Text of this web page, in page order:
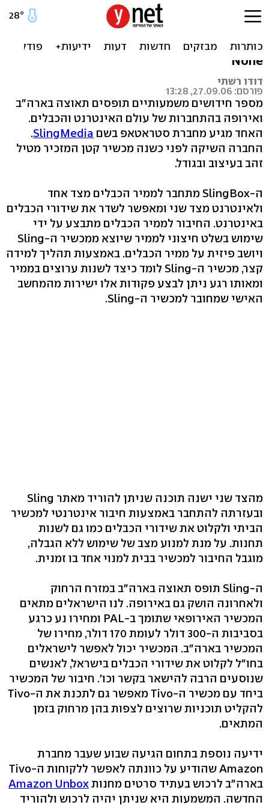
העתיד הלא רחוק: מנוי
לכבלים דרך האינטרנט
None
דודו רשתי
פורסם: 27.09.06, 13:28
מספר חידושים משמעותיים תופסים תאוצה בארה"ב
ואירופה בהתחברות של עולם האינטרנט והכבלים.
האחד מגיע מחברת סטראטאפ בשם SlingMedia
.
החברה השיקה לפני כשנה מכשיר קטן המזכיר מטיל
זהב בעיצוב ובגודל.
ה-SlingBox מתחבר לממיר הכבלים מצד אחד
ולאינטרנט מצד שני ומאפשר לשדר את שידורי הכבלים
באינטרנט. החיבור לממיר הכבלים מתבצע על ידי
שימוש בשלט חיצוני לממיר שיוצא ממכשיר ה-Sling
ויושב פיזית על ממיר הכבלים. באמצעות תהליך למידה
קצר, מכשיר ה-Sling לומד כיצד לשנות ערוצים בממיר
ומאותו רגע ניתן לבצע פקודות אלו ישירות מהמחשב
האישי שמחובר למכשיר ה-Sling.
מהצד שני ישנה תוכנה שניתן להוריד מאתר Sling
ובעזרתה להתחבר באמצעות חיבור אינטרנטי למכשיר
הביתי ולקלוט את שידורי הכבלים כמו גם לשנות
תחנות. על מנת למנוע מצב של שימוש ללא הגבלה,
מוגבל החיבור למכשיר בבית למנוי אחד בו זמנית.
ה-Sling תופס תאוצה בארה"ב במזרח הרחוק
ולאחרונה הושק גם באירופה. לנו הישראלים מתאים
המכשיר האירופאי שתומך ב-PAL ומחירו נע כרגע
בסביבות ה-300 דולר לעומת 170 דולר, מחירו של
המכשיר בארה"ב. המכשיר יכול לאפשר לישראלים
בחו"ל לקלוט את שידורי הכבלים בישראל, לאנשים
שנוסעים הרבה להישאר בקשר וכו'. חיבור של המכשיר
ביחד עם מכשיר ה-Tivo מאפשר גם לתכנת את ה-Tivo
להקליט תוכניות שרוצים לצפות בהן מרחוק בזמן
המתאים.
ידיעה נוספת בתחום הגיעה שבוע שעבר מחברת
Amazon שהודיע על כוונתה לאפשר ללקוחות ה-Tivo
בארה"ב לרכוש בעתיד סרטים מחנותAmazon Unbox
החדשה. המשמעות היא שניתן יהיה לרכוש ולהוריד